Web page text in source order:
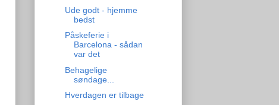
Ude godt - hjemme
bedst
Påskeferie i
Barcelona - sådan
var det
Behagelige
søndage...
Hverdagen er tilbage